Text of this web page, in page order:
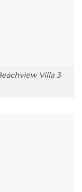
Villa 3